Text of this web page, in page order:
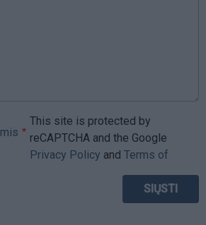
This site is protected by
reCAPTCHA and the Google
Privacy Policy and Terms of